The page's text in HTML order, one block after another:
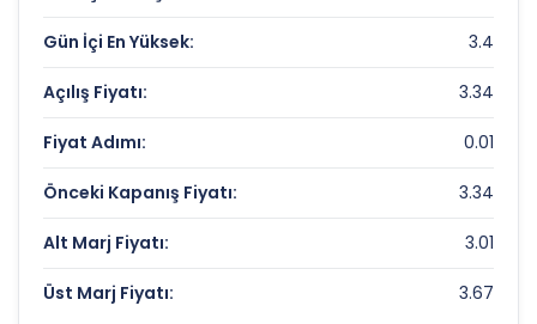
MHR GMYO Rekorlar ve Önemli Seviyeler
Bugün Gördüğü En Yüksek Fiyat:
Son 1 Yılın Zirvesi:
5.11972542 TL
Son 1 Yılın Dibi:
3.0954194 TL
Gün İçi En Yüksek: 3.4
Açılış Fiyatı: 3.34
Fiyat Adımı: 0.01
Önceki Kapanış Fiyatı: 3.34
Alt Marj Fiyatı: 3.01
Üst Marj Fiyatı: 3.67